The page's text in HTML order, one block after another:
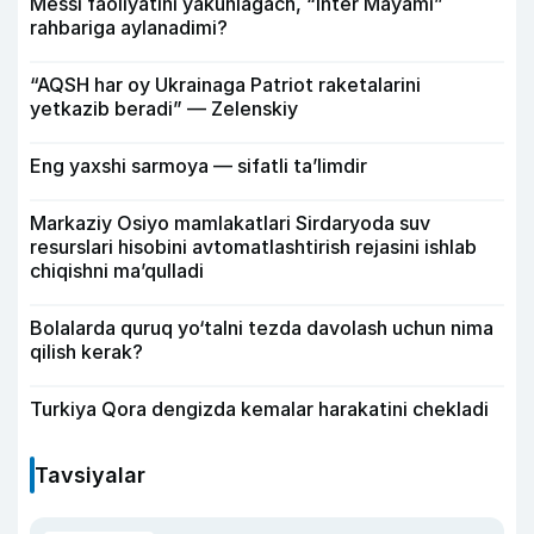
rahbariga aylanadimi?
“AQSH har oy Ukrainaga Patriot raketalarini
yetkazib beradi” — Zelenskiy
Eng yaxshi sarmoya — sifatli ta’limdir
Markaziy Osiyo mamlakatlari Sirdaryoda suv
resurslari hisobini avtomatlashtirish rejasini ishlab
chiqishni ma’qulladi
Bolalarda quruq yo‘talni tezda davolash uchun nima
qilish kerak?
Turkiya Qora dengizda kemalar harakatini chekladi
Tavsiyalar